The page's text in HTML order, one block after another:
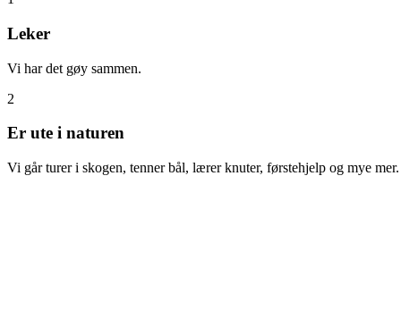
Leker
Vi har det gøy sammen.
2
Er ute i naturen
Vi går turer i skogen, tenner bål, lærer knuter, førstehjelp og mye mer.